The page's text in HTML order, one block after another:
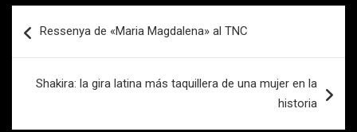
de
Ressenya de «Maria Magdalena» al TNC
Shakira: la gira latina más taquillera de una mujer en la
historia